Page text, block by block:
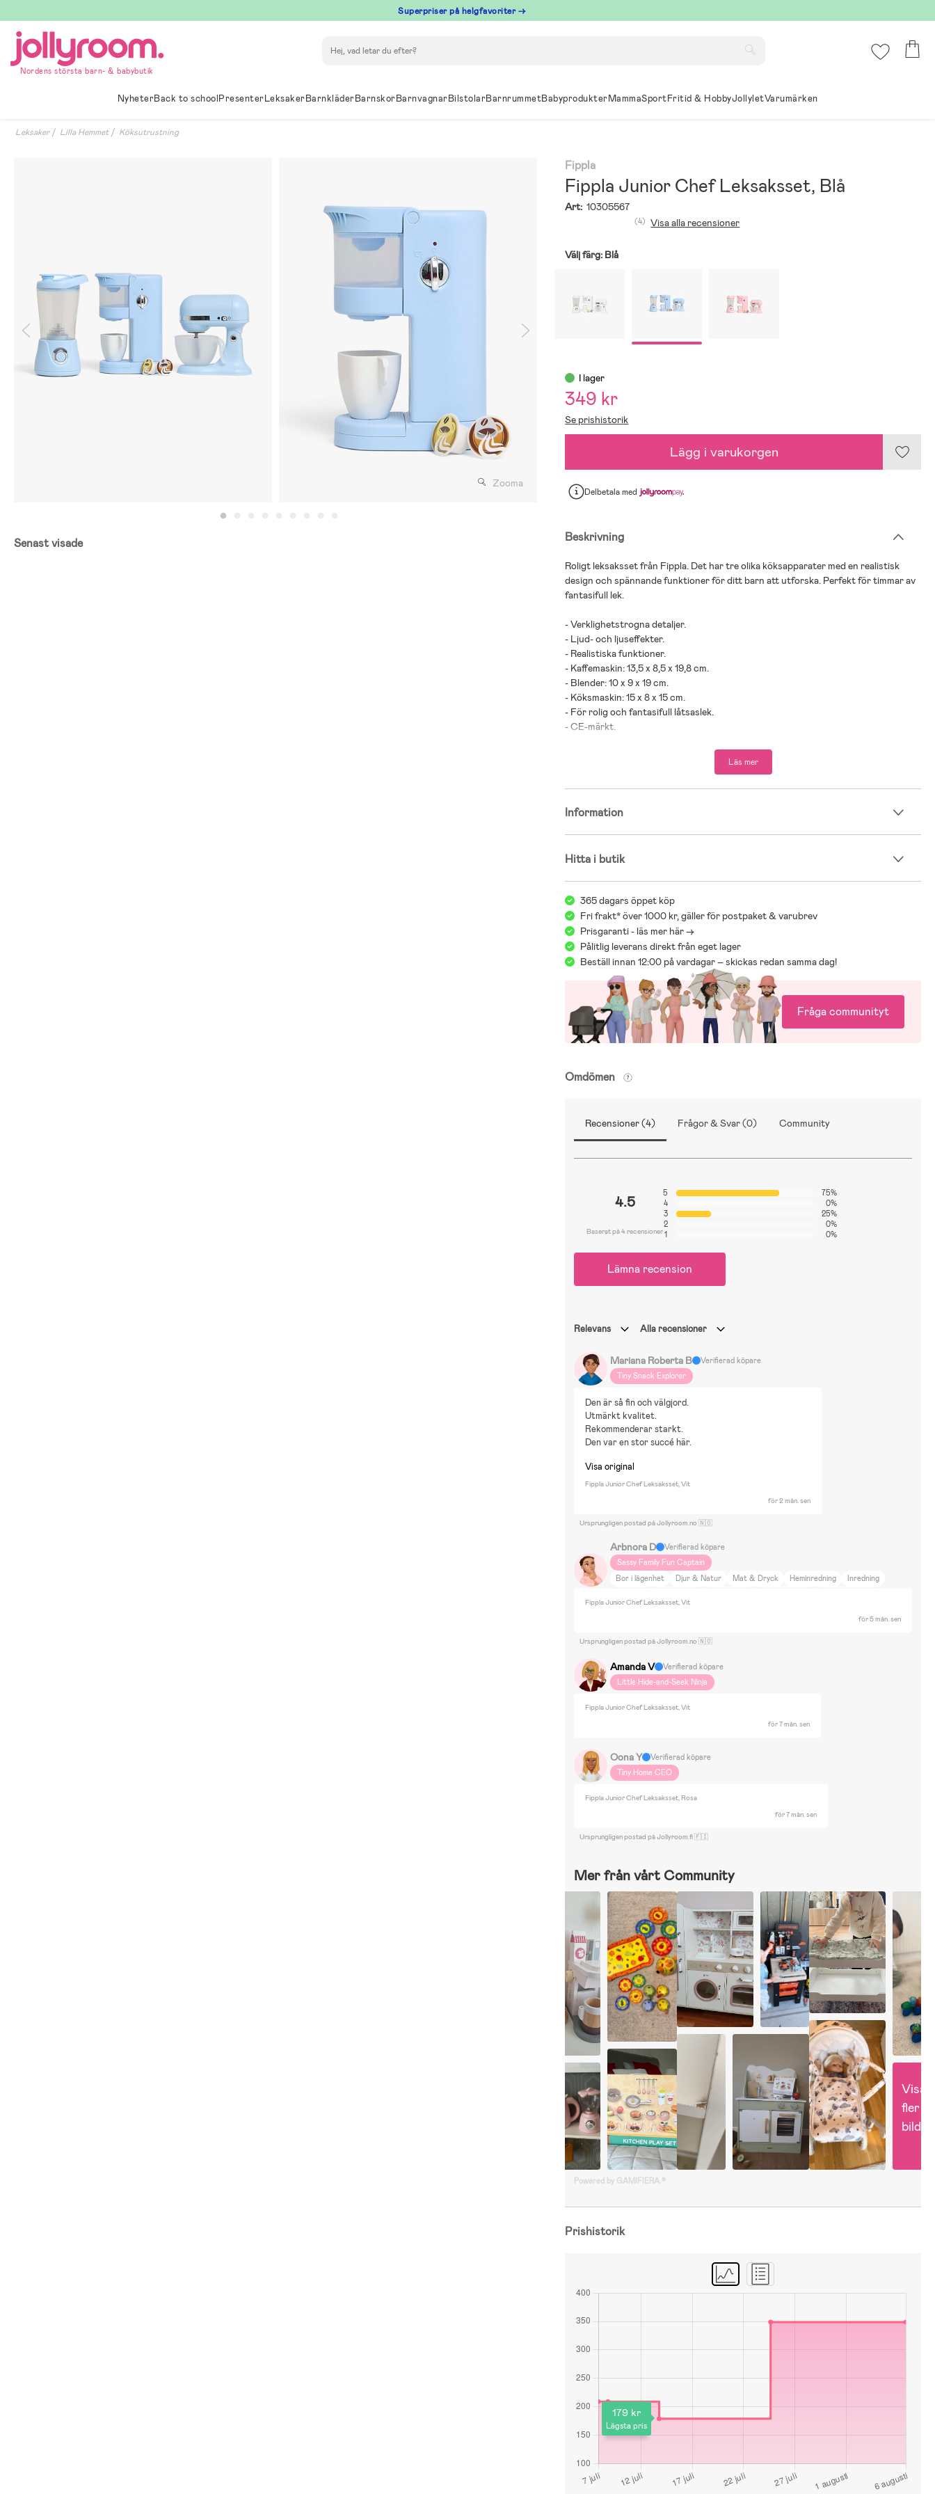
till
innehållet
Superpriser på helgfavoriter →
Nordens största barn- & babybutik
NyheterBack to schoolPresenterLeksakerBarnkläderBarnskorBarnvagnarBilstolarBarnrummetBabyprodukterMammaSportFritid & HobbyJollyletVarumärken
Leksaker Lilla Hemmet Köksutrustning
Zooma
Senast visade
Fippla
Fippla Junior Chef Leksaksset, Blå
Art: 10305567
(4) Visa alla recensioner
Välj färg: Blå
I lager
349 kr
Se prishistorik
Lägg i varukorgen
Delbetalamed
Beskrivning
Roligt leksaksset från Fippla. Det har tre olika köksapparater med en realistisk
design och spännande funktioner för ditt barn att utforska. Perfekt för timmar av
fantasifull lek.
- Verklighetstrogna detaljer.
- Ljud- och ljuseffekter.
- Realistiska funktioner.
- Kaffemaskin: 13,5 x 8,5 x 19,8 cm.
- Blender: 10 x 9 x 19 cm.
- Köksmaskin: 15 x 8 x 15 cm.
- För rolig och fantasifull låtsaslek.
- CE-märkt.
Innehåller: 1 kaffemaskin med två kaffekapslar, 1 mixer, 1 köksmaskin.
- Plast.
Läs mer
Information
Hitta i butik
365 dagars öppet köp
Fri frakt* över 1000 kr, gäller för postpaket & varubrev
Prisgaranti - läs mer här ->
Pålitlig leverans direkt från eget lager
Beställ innan 12:00 på vardagar – skickas redan samma dag!
Fråga communityt
Omdömen
Recensioner (4) Frågor & Svar (0) Community
4.5
Baserat på 4 recensioner
5
75%
4
0%
3
25%
2
0%
1
0%
Lämna recension
Relevans Alla recensioner
Mariana Roberta B
Verifierad köpare
Tiny Snack Explorer
Den är så fin och välgjord.
Utmärkt kvalitet.
Rekommenderar starkt.
Den var en stor succé här.
Visa original
Fippla Junior Chef Leksaksset, Vit
för 2 mån. sen
Ursprungligen postad på Jollyroom.no 🇳🇴
Arbnora D
Verifierad köpare
Sassy Family Fun Captain
Bor i lägenhet
Djur & Natur Mat & Dryck Heminredning
Inredning
Fippla Junior Chef Leksaksset, Vit
för 5 mån. sen
Ursprungligen postad på Jollyroom.no 🇳🇴
Amanda V
Verifierad köpare
Little Hide-and-Seek Ninja
Fippla Junior Chef Leksaksset, Vit
för 7 mån. sen
Oona Y
Verifierad köpare
Tiny Home CEO
Fippla Junior Chef Leksaksset, Rosa
för 7 mån. sen
Ursprungligen postad på Jollyroom.fi 🇫🇮
Mer från vårt Community
Visa
fler
bilder
Powered by GAMIFIERA.®
Prishistorik
179 kr
Lägsta pris